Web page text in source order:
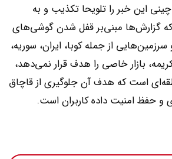
این خبر را تلویحا تکذیب و به
که گزارش‌ها مبنی‌بر قفل شدن گوشی‌های
از جمله کوبا، ایران، سوریه،
بازار خاصی را هدف قرار نمی‌دهد،
است که هدف آن جلوگیری از قاچاق
و حفظ امنیت داده کاربران است.